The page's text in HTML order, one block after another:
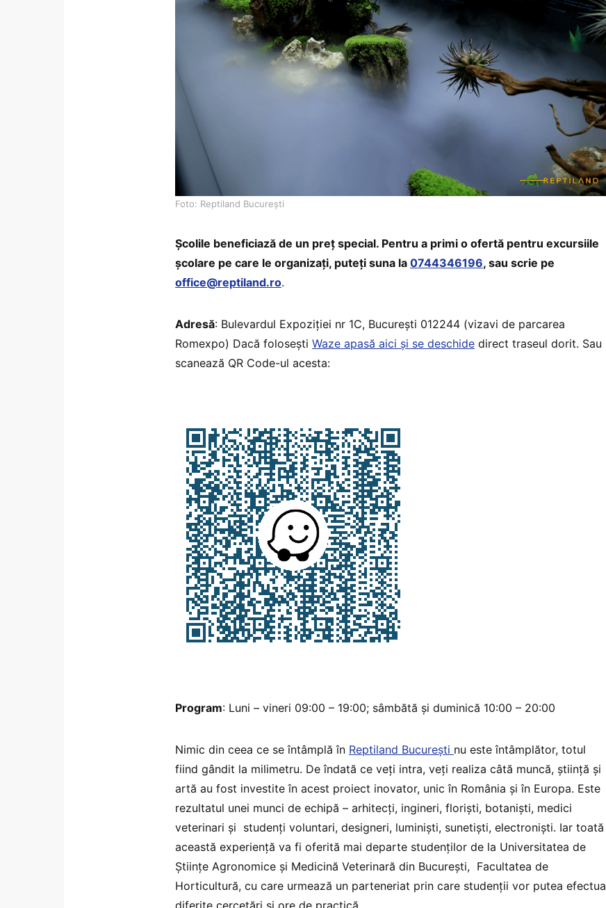
Foto: Reptiland București
Școlile beneficiază de un preț special. Pentru a primi o ofertă pentru excursiile
școlare pe care le organizați, puteți suna la 0744346196, sau scrie pe
office@reptiland.ro.
Adresă: Bulevardul Expoziției nr 1C, București 012244 (vizavi de parcarea
Romexpo) Dacă folosești Waze apasă aici și se deschide direct traseul dorit. Sau
scanează QR Code-ul acesta:
Program: Luni – vineri 09:00 – 19:00; sâmbătă și duminică 10:00 – 20:00
Nimic din ceea ce se întâmplă în Reptiland București nu este întâmplător, totul
fiind gândit la milimetru. De îndată ce veți intra, veți realiza câtă muncă, știință și
artă au fost investite în acest proiect inovator, unic în România și în Europa. Este
rezultatul unei munci de echipă – arhitecți, ingineri, floriști, botaniști, medici
veterinari și studenți voluntari, designeri, luminiști, sunetiști, electroniști. Iar toată
această experiență va fi oferită mai departe studenților de la Universitatea de
Științe Agronomice și Medicină Veterinară din București, Facultatea de
Horticultură, cu care urmează un parteneriat prin care studenții vor putea efectua
diferite cercetări și ore de practică.